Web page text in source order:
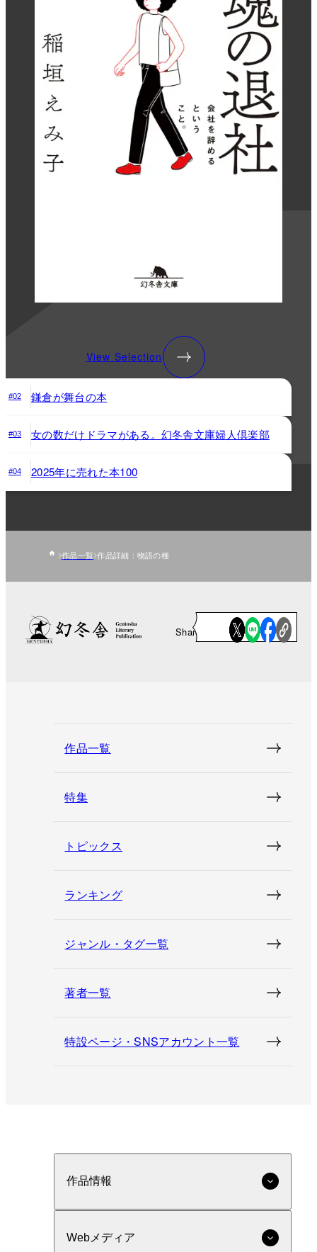
View Selection
#02 鎌倉が舞台の本
#03 女の数だけドラマがある。幻冬舎文庫婦人倶楽部
#04 2025年に売れた本100
作品一覧 作品詳細：物語の種
Share
作品一覧
特集
トピックス
ランキング
ジャンル・タグ一覧
著者一覧
特設ページ・SNSアカウント一覧
作品情報
Webメディア